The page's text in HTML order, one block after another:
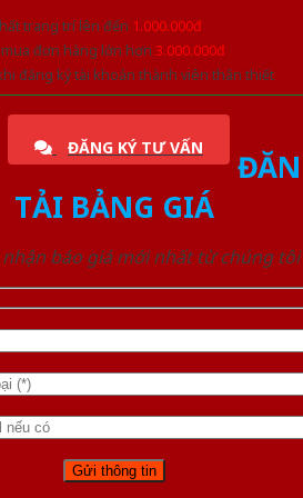
trang trí lên đến 1.000.000đ
đơn hàng lớn hơn 3.000.000đ
đăng ký tài khoản thành viên thân thiết
ĐĂNG KÝ TƯ VẤN
TẢI BẢNG GIÁ
báo giá mới nhất từ chúng tôi